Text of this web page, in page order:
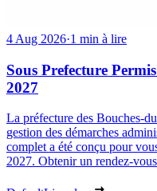
4 Aug 2026·1 min à lire
Sous Prefecture
2027
La préfecture des Bouches-
gestion des démarches
complet a été conçu pour
2027. Obtenir un rendez-